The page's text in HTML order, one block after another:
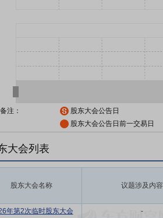
备注：
股东大会公告日
股东大会公告日前一交易日
大会列表
股东大会名称 议题涉及内容
年第2次临时股东大会
-